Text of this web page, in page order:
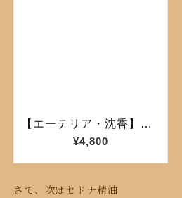
さて、次はセドナ精油